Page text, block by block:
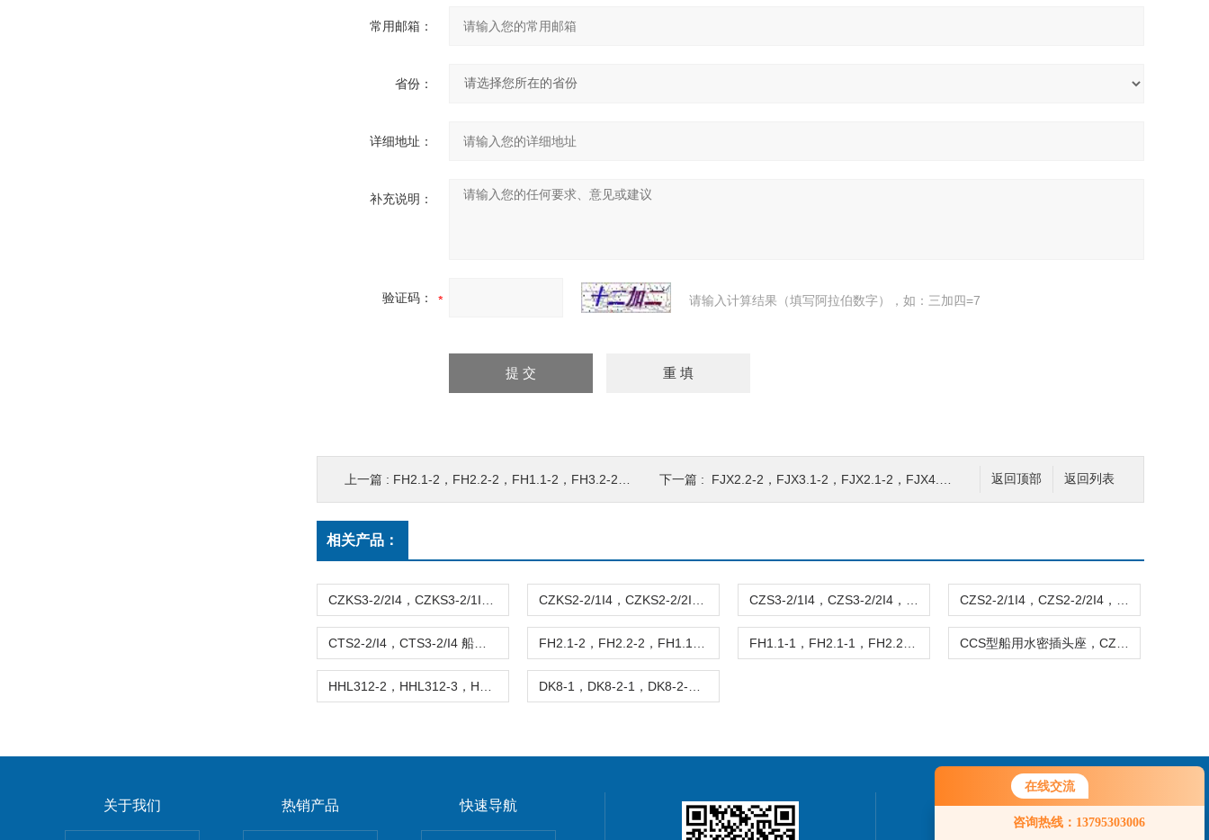
在线交流
咨询热线：13795303006
常用邮箱：
省份：
详细地址：
补充说明：
验证码： 请输入计算结果（填写阿拉伯数字），如：三加四=7
返回列表
返回顶部
上一篇 : FH2.1-2，FH2.2-2，FH1.1-2，FH3.2-2，FH4.2-2 船用防爆开关 下一篇 : FJX2.2-2，FJX3.1-2，FJX2.1-2，FJX4.1-2 船用防爆接线盒
相关产品：
关于我们 热销产品 快速导航
联系我们